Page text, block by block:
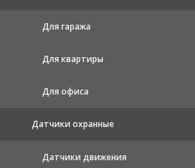
Для гаража
Для квартиры
Для офиса
Датчики охранные
Датчики движения